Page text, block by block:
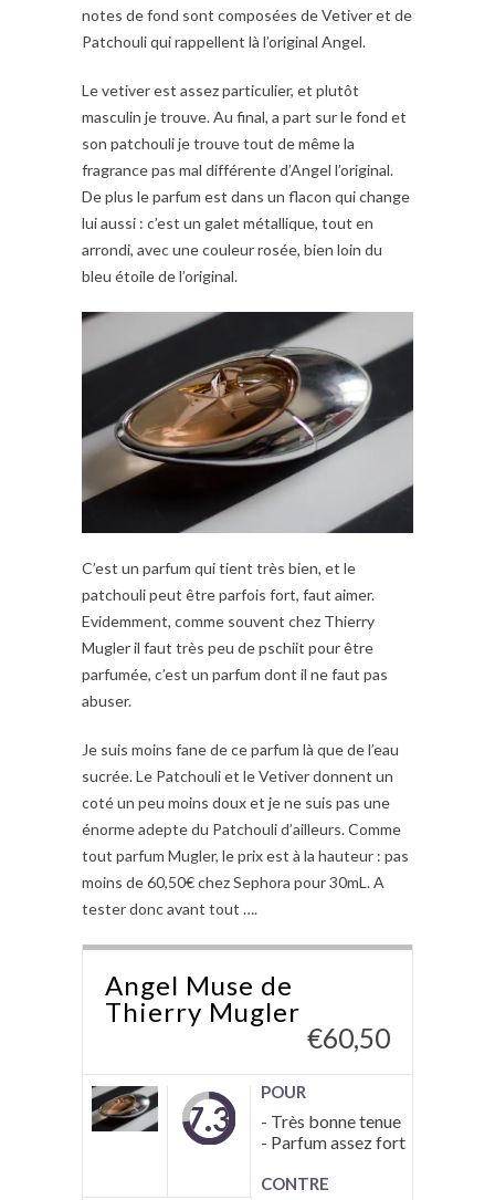
notes de fond sont composées de Vetiver et de
Patchouli qui rappellent là l’original Angel.
Le vetiver est assez particulier, et plutôt
masculin je trouve. Au final, a part sur le fond et
son patchouli je trouve tout de même la
fragrance pas mal différente d’Angel l’original.
De plus le parfum est dans un flacon qui change
lui aussi : c’est un galet métallique, tout en
arrondi, avec une couleur rosée, bien loin du
bleu étoile de l’original.
C’est un parfum qui tient très bien, et le
patchouli peut être parfois fort, faut aimer.
Evidemment, comme souvent chez Thierry
Mugler il faut très peu de pschiit pour être
parfumée, c’est un parfum dont il ne faut pas
abuser.
Je suis moins fane de ce parfum là que de l’eau
sucrée. Le Patchouli et le Vetiver donnent un
coté un peu moins doux et je ne suis pas une
énorme adepte du Patchouli d’ailleurs. Comme
tout parfum Mugler, le prix est à la hauteur : pas
moins de 60,50€ chez Sephora pour 30mL. A
tester donc avant tout ….
Angel Muse de
Thierry Mugler
€60,50
7.3
POUR
- Très bonne tenue
- Parfum assez fort
CONTRE